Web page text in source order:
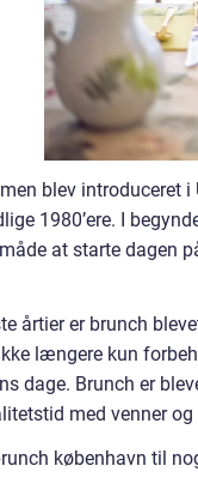
blev introduceret i
1980’ere. I
at starte dagen
årtier er brunch
længere kun
dage. Brunch er
med venner
københavn til